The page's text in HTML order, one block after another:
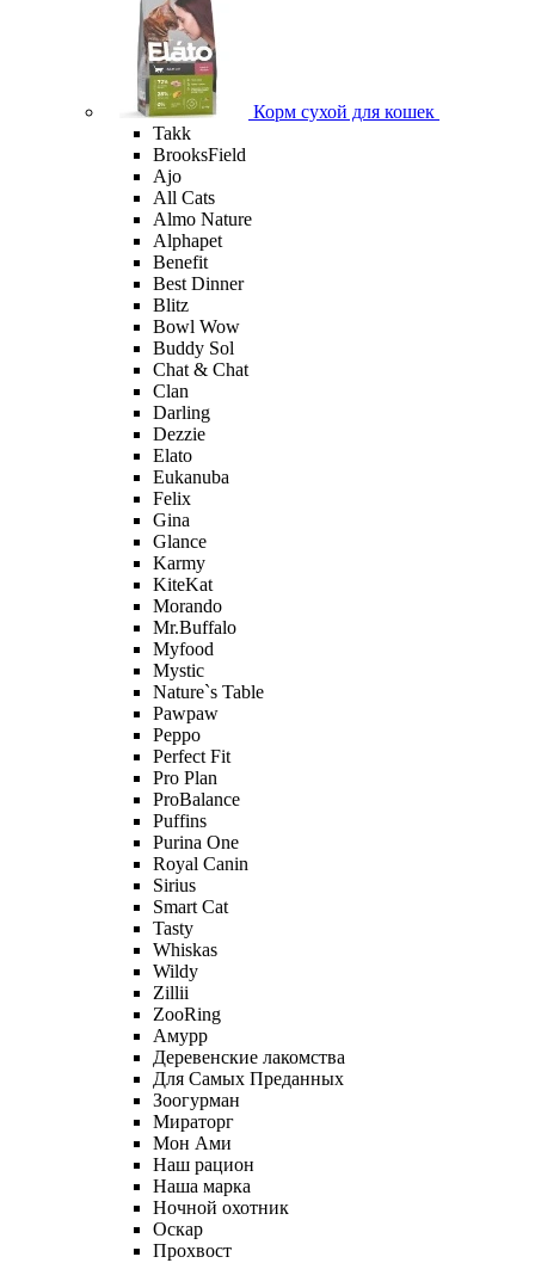
Корм сухой для кошек
Takk
BrooksField
Ajo
All Cats
Almo Nature
Alphapet
Benefit
Best Dinner
Blitz
Bowl Wow
Buddy Sol
Chat & Chat
Clan
Darling
Dezzie
Elato
Eukanuba
Felix
Gina
Glance
Karmy
KiteKat
Morando
Mr.Buffalo
Myfood
Mystic
Nature`s Table
Pawpaw
Peppo
Perfect Fit
Pro Plan
ProBalance
Puffins
Purina One
Royal Canin
Sirius
Smart Cat
Tasty
Whiskas
Wildy
Zillii
ZooRing
Амурр
Деревенские лакомства
Для Самых Преданных
Зоогурман
Мираторг
Мон Ами
Наш рацион
Наша марка
Ночной охотник
Оскар
Прохвост